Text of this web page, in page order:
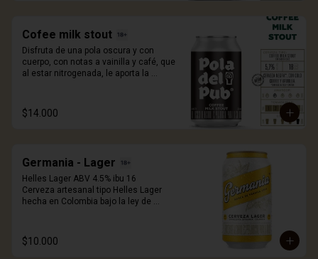
Cofee milk stout
Disfruta de una pola oscura y con
cuerpo, con notas a vainilla y café, que
al estar nitrogenada, le aporta la
completamente vertical sobre tu vaso
para liberar el efecto nitro y disfrutar de
$14.000
Germania - Lager
Helles Lager ABV 4.5% ibu 16
Cerveza artesanal tipo Helles Lager
hecha en Colombia bajo la ley de
malteada Wewyermann. De facil
tomabilidad, fresca y exquisita.
$10.000